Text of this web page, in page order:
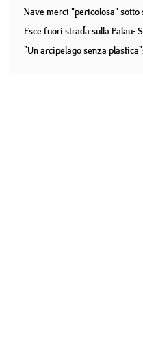
Nave merci "pericolosa" sotto
Esce fuori strada sulla Palau-
"Un arcipelago senza